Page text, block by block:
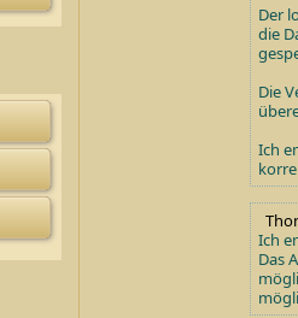
Der
die
Die
Ich
Ich
Das